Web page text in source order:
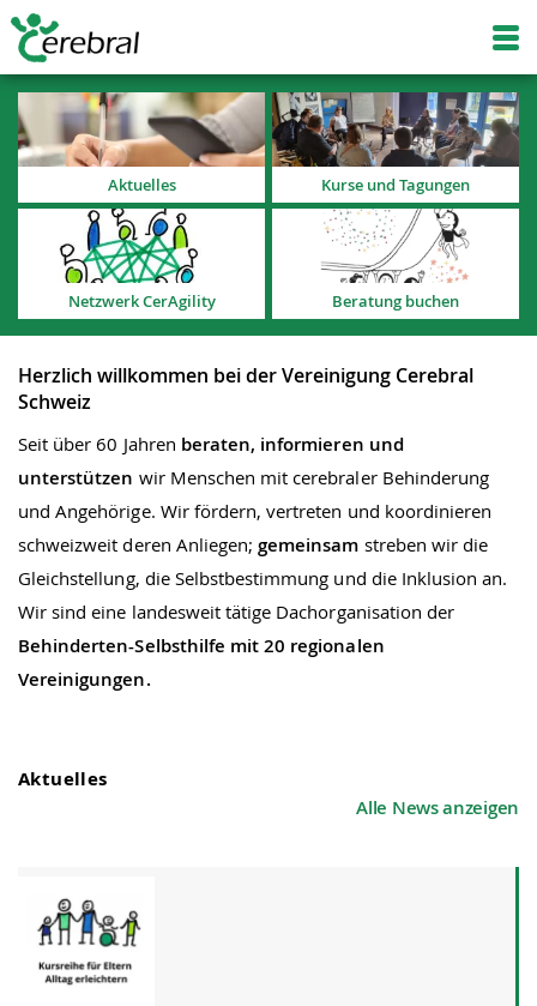
Aktuelles Kurse und Tagungen
Netzwerk CerAgility Beratung buchen
Herzlich willkommen bei der Vereinigung Cerebral
Schweiz
Seit über 60 Jahren beraten, informieren und
unterstützen wir Menschen mit cerebraler Behinderung
und Angehörige. Wir fördern, vertreten und koordinieren
schweizweit deren Anliegen;gemeinsam streben wir die
Gleichstellung, die Selbstbestimmung und die Inklusion an.
Wir sind eine landesweit tätige Dachorganisation der
Behinderten-Selbsthilfe mit 20 regionalen
Vereinigungen.
Aktuelles
Alle News anzeigen